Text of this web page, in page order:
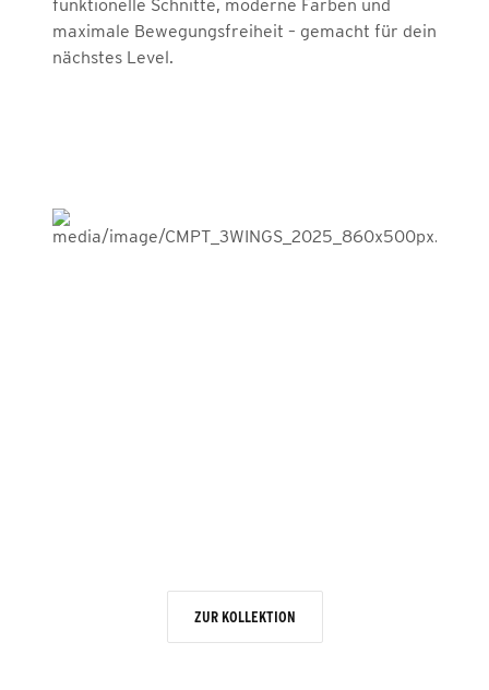
funktionelle Schnitte, moderne Farben und
maximale Bewegungsfreiheit – gemacht für dein
nächstes Level.
ZUR KOLLEKTION